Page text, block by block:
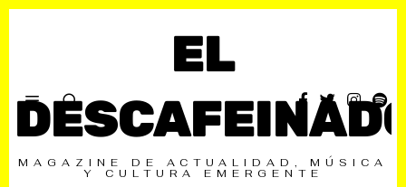
EL
MAGAZINE DE ACTUALIDAD, MÚSICA
Y CULTURA EMERGENTE